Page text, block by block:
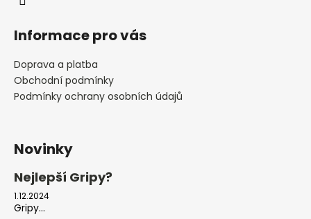
Informace pro vás
Doprava a platba
Obchodní podmínky
Podmínky ochrany osobních údajů
Novinky
Nejlepší Gripy?
1.12.2024
Gripy...